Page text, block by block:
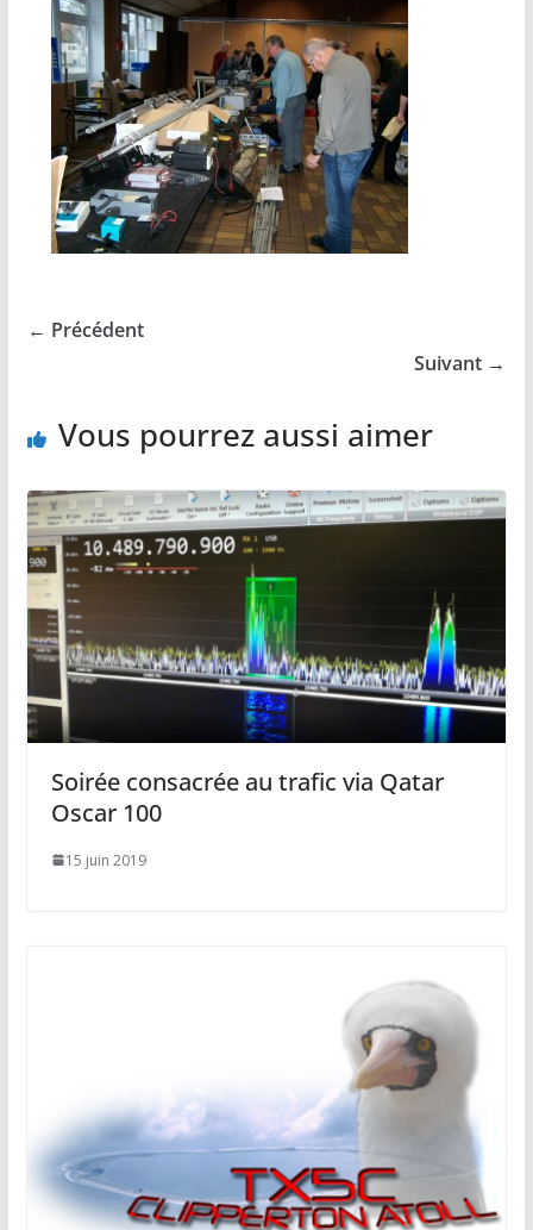
← Précédent
Suivant →
Vous pourrez aussi aimer
Soirée consacrée au trafic via Qatar
Oscar 100
15 juin 2019